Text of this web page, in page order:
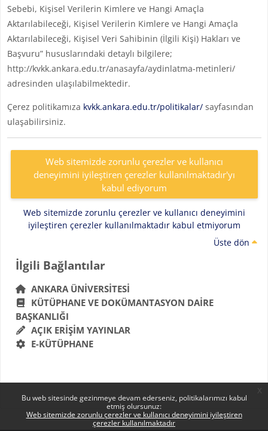
Bu web sitesinde gezinmeye devam ederseniz, politikalarımızı kabul
etmiş olursunuz:
Web sitemizde zorunlu çerezler ve kullanıcı deneyimini iyileştiren
çerezler kullanılmaktadır
Sebebi, Kişisel Verilerin Kimlere ve Hangi Amaçla
Aktarılabileceği, Kişisel Verilerin Kimlere ve Hangi Amaçla
Aktarılabileceği, Kişisel Veri Sahibinin (İlgili Kişi) Hakları ve
Başvuru” hususlarındaki detaylı bilgilere;
http://kvkk.ankara.edu.tr/anasayfa/aydinlatma-metinleri/
adresinden ulaşılabilmektedir.
Çerez politikamıza kvkk.ankara.edu.tr/politikalar/sayfasından
ulaşabilirsiniz.
Web sitemizde zorunlu çerezler ve kullanıcı
deneyimini iyileştiren çerezler kullanılmaktadır'yı
kabul ediyorum
Web sitemizde zorunlu çerezler ve kullanıcı deneyimini
iyileştiren çerezler kullanılmaktadır kabul etmiyorum
Üste dön
Bloklar
İlgili Bağlantılar 'yı atla
İlgili Bağlantılar
ANKARA ÜNIVERSITESI
KÜTÜPHANE VE DOKÜMANTASYON DAIRE
BAŞKANLIĞI
AÇIK ERIŞIM YAYINLAR
E-KÜTÜPHANE